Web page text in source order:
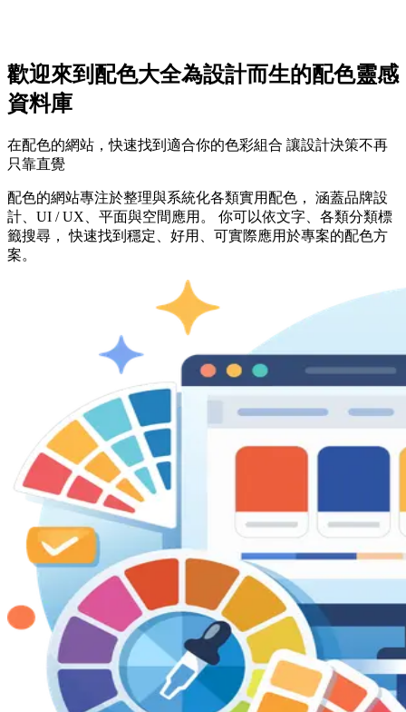
歡迎來到配色大全為設計而生的配色靈感
資料庫
在配色的網站，快速找到適合你的色彩組合 讓設計決策不再
只靠直覺
配色的網站專注於整理與系統化各類實用配色， 涵蓋品牌設
計、UI / UX、平面與空間應用。 你可以依文字、各類分類標
籤搜尋， 快速找到穩定、好用、可實際應用於專案的配色方
案。